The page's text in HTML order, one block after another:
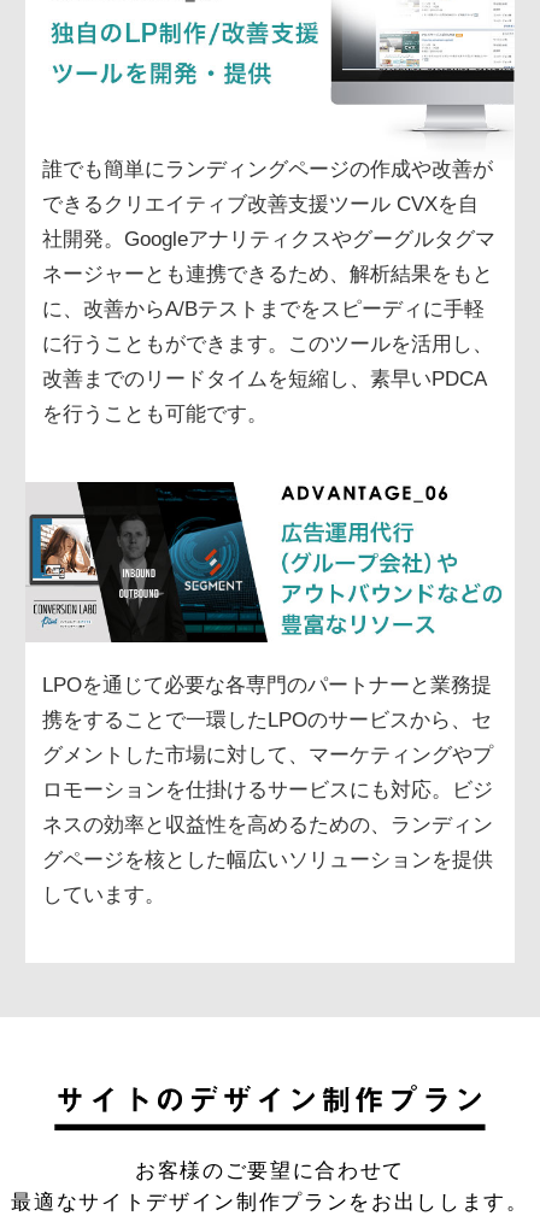
誰でも簡単にランディングページの作成や改善が
できるクリエイティブ改善支援ツール CVXを自
社開発。Googleアナリティクスやグーグルタグマ
ネージャーとも連携できるため、解析結果をもと
に、改善からA/Bテストまでをスピーディに手軽
に行うこともができます。このツールを活用し、
改善までのリードタイムを短縮し、素早いPDCA
を行うことも可能です。
LPOを通じて必要な各専門のパートナーと業務提
携をすることで一環したLPOのサービスから、セ
グメントした市場に対して、マーケティングやプ
ロモーションを仕掛けるサービスにも対応。ビジ
ネスの効率と収益性を高めるための、ランディン
グページを核とした幅広いソリューションを提供
しています。
お客様のご要望に合わせて
最適なサイトデザイン制作プランをお出しします。